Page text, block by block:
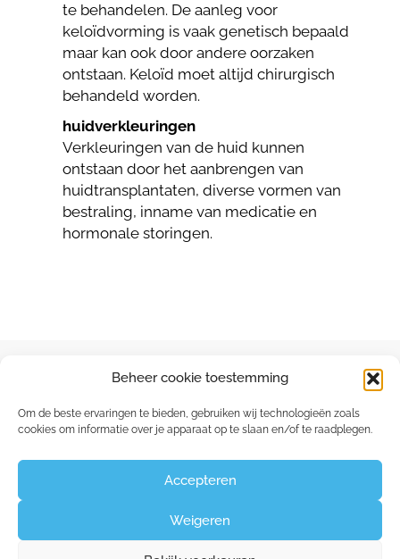
Beheer cookie toestemming
Om de beste ervaringen te bieden, gebruiken wij technologieën zoals
cookies om informatie over je apparaat op te slaan en/of te raadplegen.
Accepteren
Weigeren
te behandelen. De aanleg voor
keloïdvorming is vaak genetisch bepaald
maar kan ook door andere oorzaken
ontstaan. Keloïd moet altijd chirurgisch
behandeld worden.
huidverkleuringen
Verkleuringen van de huid kunnen
ontstaan door het aanbrengen van
huidtransplantaten, diverse vormen van
bestraling, inname van medicatie en
hormonale storingen.
Capucienenlaan 35 - 9300 Aalst
©2026Huid- en Lasercentrum Aalst|Privacy &